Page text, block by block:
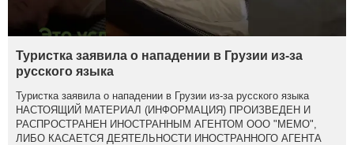
Туристка заявила о нападении в Грузии из-за
русского языка
Туристка заявила о нападении в Грузии из-за русского языка
НАСТОЯЩИЙ МАТЕРИАЛ (ИНФОРМАЦИЯ) ПРОИЗВЕДЕН И
РАСПРОСТРАНЕН ИНОСТРАННЫМ АГЕНТОМ ООО "МЕМО",
ЛИБО КАСАЕТСЯ ДЕЯТЕЛЬНОСТИ ИНОСТРАННОГО АГЕНТА